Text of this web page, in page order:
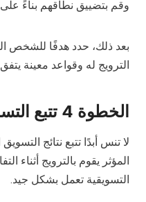
وقم بتضييق نطاقهم بناءً على
بعد ذلك، حدد هدفًا للشخص
الترويج له وقواعد معينة
الخطوة 4 تتبع التسويق الخاص بك
لا تنس أبدًا تتبع نتائج
المؤثر يقوم بالترويج أثناء
التسويقية تعمل بشكل جيد.